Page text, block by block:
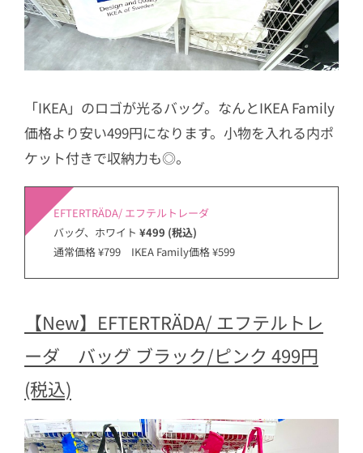
「IKEA」のロゴが光るバッグ。なんとIKEA Family
価格より安い499円になります。小物を入れる内ポ
ケット付きで収納力も◎。
EFTERTRÄDA/ エフテルトレーダ
バッグ、ホワイト ¥499 (税込)
通常価格 ¥799 IKEA Family価格 ¥599
【New】EFTERTRÄDA/ エフテルトレ
ーダ バッグ ブラック/ピンク 499円
(税込)